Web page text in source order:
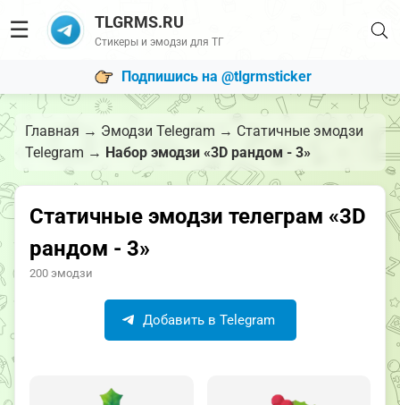
☰ TLGRMS.RU
Стикеры и эмодзи для ТГ
Подпишись на @tlgrmsticker
Главная → Эмодзи Telegram → Статичные эмодзи
Telegram → Набор эмодзи «3D рандом - 3»
Статичные эмодзи телеграм «3D
рандом - 3»
200 эмодзи
Добавить в Telegram